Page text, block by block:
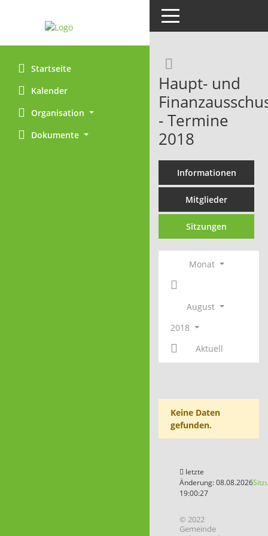
Startseite
Kalender
Organisation
Dokumente
Toggle navigation
Haupt- und
- Termine
2018
Informationen
Mitglieder
Sitzungen
Monat
August
2018
Aktuell
Keine Daten
gefunden.
letzte
Änderung: 08.08.2026
19:00:27
© 2022
Gemeinde